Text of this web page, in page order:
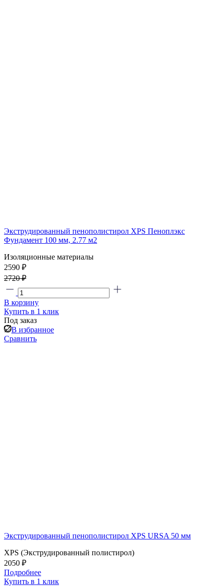
Экструдированный пенополистирол XPS Пеноплэкс
Фундамент 100 мм, 2.77 м2
Изоляционные материалы
2590 ₽
2720 ₽
В корзину
Купить в 1 клик
Под заказ
В избранное
Сравнить
Экструдированный пенополистирол XPS URSA 50 мм
XPS (Экструдированный полистирол)
2050 ₽
Подробнее
Купить в 1 клик